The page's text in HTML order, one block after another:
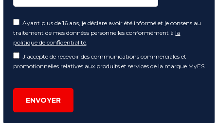
Ayant plus de 16 ans, je déclare avoir été informé et je consens au
traitement de mes données personnelles conformément à la
politique de confidentialité.
J’accepte de recevoir des communications commerciales et
promotionnelles relatives aux produits et services de la marque MyES
ENVOYER